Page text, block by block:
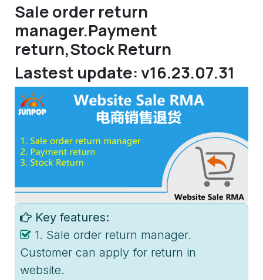
Sale order return
manager.Payment
return,Stock Return
Lastest update: v16.23.07.31
Key features:
1. Sale order return manager.
Customer can apply for return in
website.